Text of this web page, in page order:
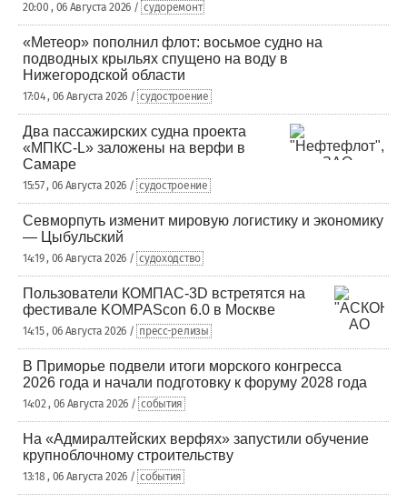
20:00 , 06 Августа 2026 / судоремонт
«Метеор» пополнил флот: восьмое судно на
подводных крыльях спущено на воду в
Нижегородской области
17:04 , 06 Августа 2026 / судостроение
Два пассажирских судна проекта
«МПКС-L» заложены на верфи в
Самаре
15:57 , 06 Августа 2026 / судостроение
Севморпуть изменит мировую логистику и экономику
— Цыбульский
14:19 , 06 Августа 2026 / судоходство
Пользователи КОМПАС-3D встретятся на
фестивале KOMPAScon 6.0 в Москве
14:15 , 06 Августа 2026 / пресс-релизы
В Приморье подвели итоги морского конгресса
2026 года и начали подготовку к форуму 2028 года
14:02 , 06 Августа 2026 / события
На «Адмиралтейских верфях» запустили обучение
крупноблочному строительству
13:18 , 06 Августа 2026 / события